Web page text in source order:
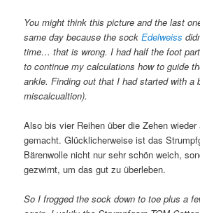
You might think this picture and the last
same day because the sockEdelweiss
time… that is wrong. I had half the foot
to continue my calculations how to guide
ankle. Finding out that I had started with a
miscalcualtion).
Also bis vier Reihen über die Zehen
gemacht. Glücklicherweise ist das
Bärenwolle nicht nur sehr schön weich,
gezwirnt, um das gut zu überleben.
So I frogged the sock down to toe plus a